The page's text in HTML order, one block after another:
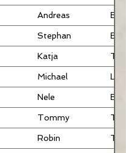
Andreas BHR
Stephan BHR
Katja TRB
Michael LB
Nele BHR
Tommy TRB
Robin TRB